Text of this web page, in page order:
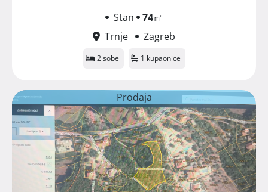
Stan 74㎡
Trnje
Zagreb
2 sobe 1 kupaonice
Prodaja